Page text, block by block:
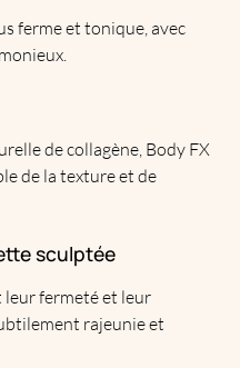
ferme et tonique, avec
de collagène, Body FX
de la texture et de
sculptée
leur fermeté et leur
rajeunie et